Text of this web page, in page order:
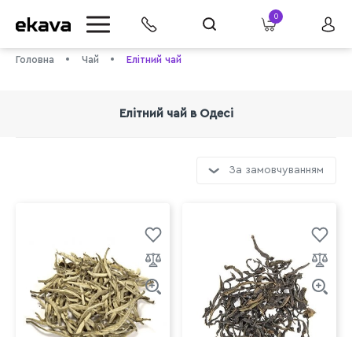
0
Головна Чай Елітний чай
Елітний чай в Одесі
За замовчуванням